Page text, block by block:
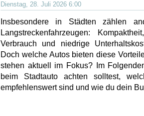
Dienstag, 28. Juli 2026 6:00
Insbesondere in Städten zählen
Langstreckenfahrzeugen:
Verbrauch und niedrige
Doch welche Autos bieten diese
stehen aktuell im Fokus? Im
beim Stadtauto achten solltest,
empfehlenswert sind und wie du dein